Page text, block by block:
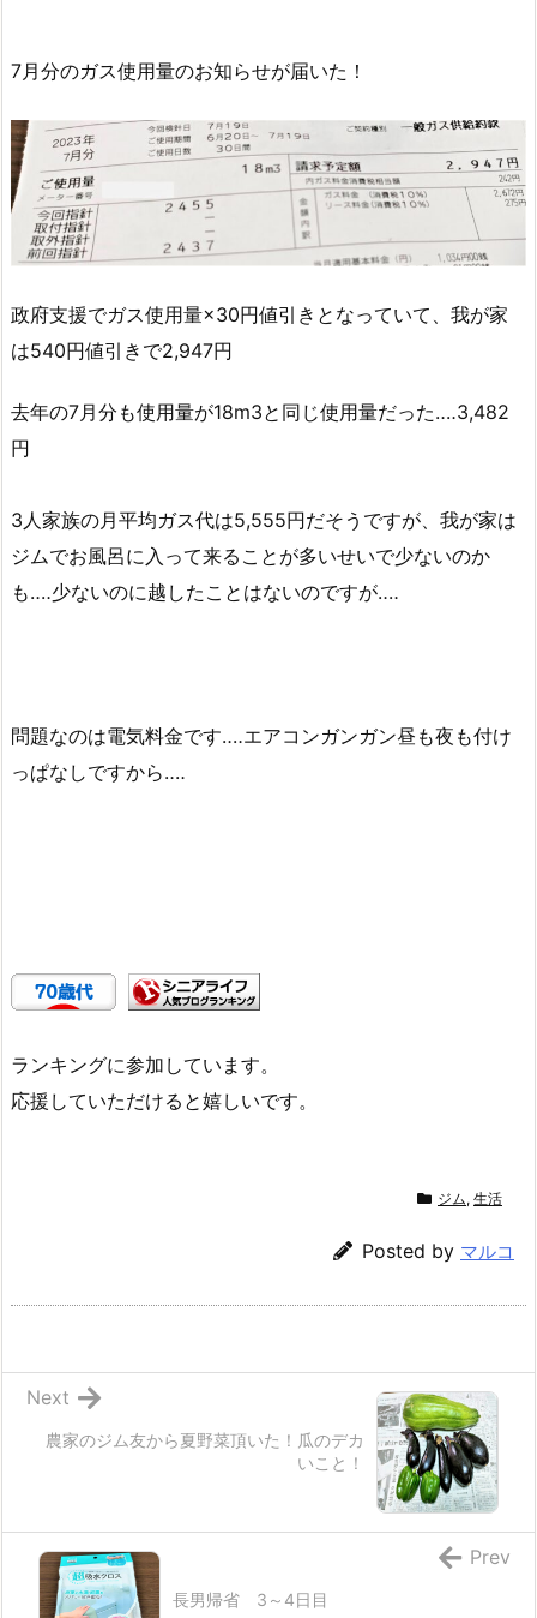
7月分のガス使用量のお知らせが届いた！
政府支援でガス使用量×30円値引きとなっていて、我が家
は540円値引きで2,947円
去年の7月分も使用量が18m3と同じ使用量だった‥‥3,482
円
3人家族の月平均ガス代は5,555円だそうですが、我が家は
ジムでお風呂に入って来ることが多いせいで少ないのか
も‥‥少ないのに越したことはないのですが‥‥
問題なのは電気料金です‥‥エアコンガンガン昼も夜も付け
っぱなしですから‥‥
ランキングに参加しています。
応援していただけると嬉しいです。
ジム, 生活
Posted by マルコ
農家のジム友から夏野菜頂いた！瓜のデカ
いこと！
Next
長男帰省 3～4日目
Prev